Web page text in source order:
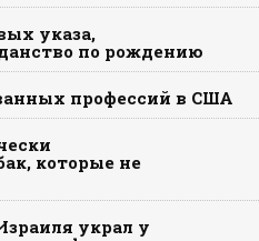
указа,
по рождению
профессий в США
которые не
украл у